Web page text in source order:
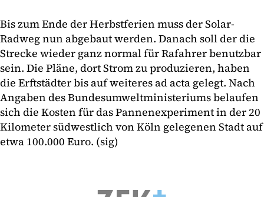
Bis zum Ende der Herbstferien muss der Solar-
Radweg nun abgebaut werden. Danach soll der die
Strecke wieder ganz normal für Rafahrer benutzbar
sein. Die Pläne, dort Strom zu produzieren, haben
die Erftstädter bis auf weiteres ad acta gelegt. Nach
Angaben des Bundesumweltministeriums belaufen
sich die Kosten für das Pannenexperiment in der 20
Kilometer südwestlich von Köln gelegenen Stadt auf
etwa 100.000 Euro. (sig)